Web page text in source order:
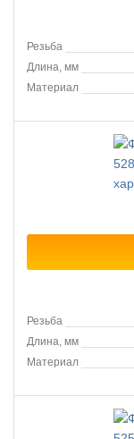
Резьба
Длина, мм
Материал
Резьба
Длина, мм
Материал